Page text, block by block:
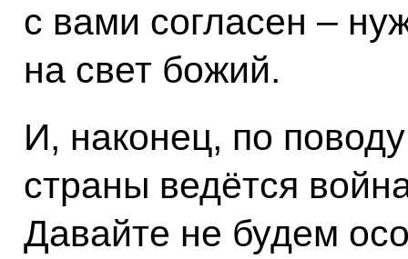
с вами согласен –
на свет божий.
И, наконец, по
страны ведётся
Давайте не будем